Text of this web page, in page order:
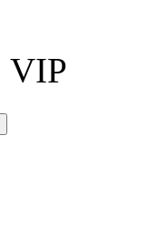
VIP